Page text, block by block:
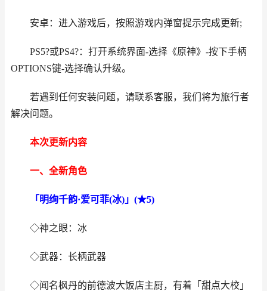
安卓：进入游戏后，按照游戏内弹窗提示完成更新;
PS5?或PS4?：打开系统界面-选择《原神》-按下手柄
OPTIONS键-选择确认升级。
若遇到任何安装问题，请联系客服，我们将为旅行者
解决问题。
本次更新内容
一、全新角色
「明绚千韵·爱可菲(冰)」(★5)
◇神之眼：冰
◇武器：长柄武器
◇闻名枫丹的前德波大饭店主厨，有着「甜点大校」